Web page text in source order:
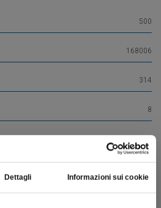
Dettagli Informazioni sui cookie
500
168006
314
8
450000